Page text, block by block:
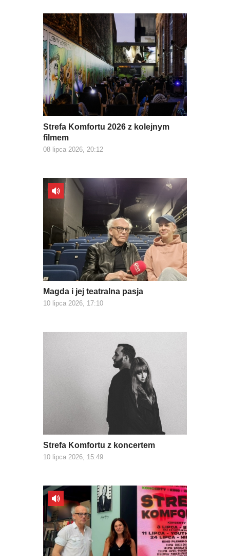
Strefa Komfortu 2026 z kolejnym
filmem
08 lipca 2026, 20:12
Magda i jej teatralna pasja
10 lipca 2026, 17:10
Strefa Komfortu z koncertem
10 lipca 2026, 15:49